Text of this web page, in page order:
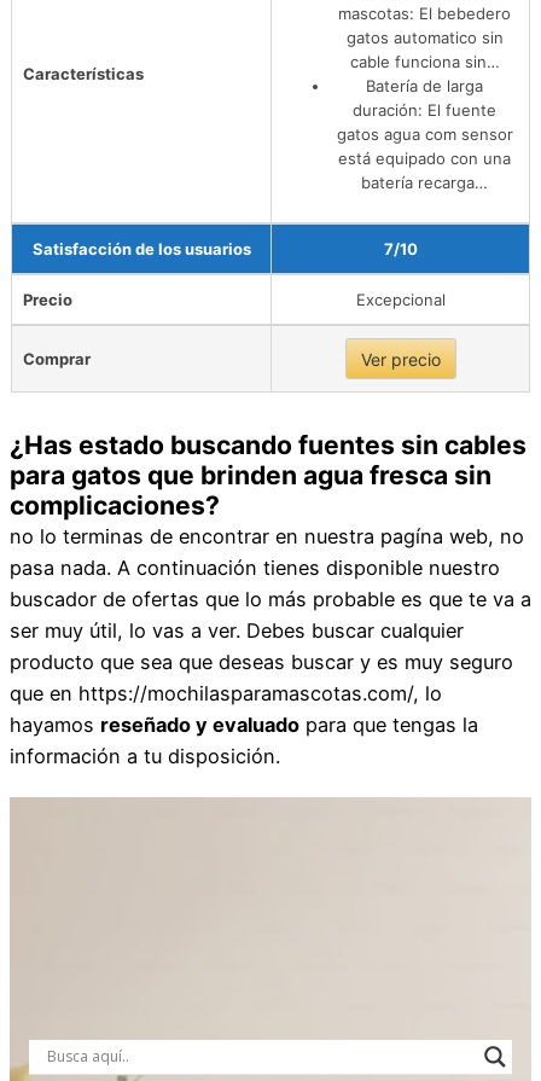
Características
mascotas: El bebedero
gatos automatico sin
cable funciona sin…
Batería de larga
duración: El fuente
gatos agua com sensor
está equipado con una
batería recarga…
Satisfacción de los usuarios 7/10
Precio Excepcional
Comprar Ver precio
¿Has estado buscando fuentes sin cables
para gatos que brinden agua fresca sin
complicaciones?
no lo terminas de encontrar en nuestra pagína web, no
pasa nada. A continuación tienes disponible nuestro
buscador de ofertas que lo más probable es que te va a
ser muy útil, lo vas a ver. Debes buscar cualquier
producto que sea que deseas buscar y es muy seguro
que en https://mochilasparamascotas.com/, lo
hayamos reseñado y evaluado para que tengas la
información a tu disposición.